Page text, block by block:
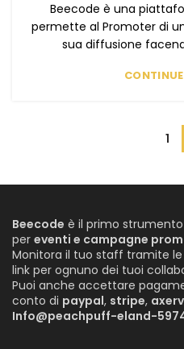
Beecode è una
permette al Promoter di
sua diffusione
1
Beecode è il primo
per eventi e campagne
Monitora il tuo staff tramite
link per ognuno dei tuoi
Puoi anche accettare
conto di paypal, stripe,
Info@peachpuff-eland-